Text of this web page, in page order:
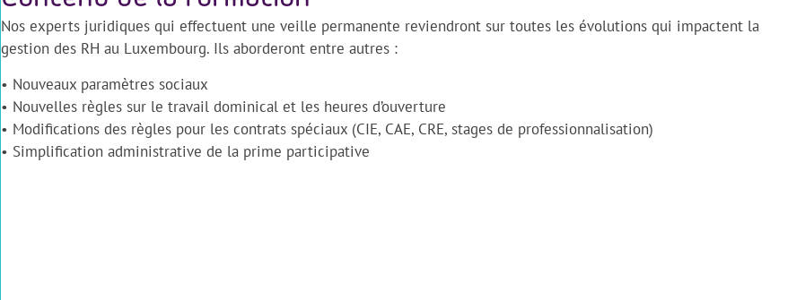
Nos experts juridiques qui effectuent une veille permanente reviendront sur toutes les évolutions qui impactent la
gestion des RH au Luxembourg. Ils aborderont entre autres :
• Nouveaux paramètres sociaux
• Nouvelles règles sur le travail dominical et les heures d’ouverture
• Modifications des règles pour les contrats spéciaux (CIE, CAE, CRE, stages de professionnalisation)
• Simplification administrative de la prime participative